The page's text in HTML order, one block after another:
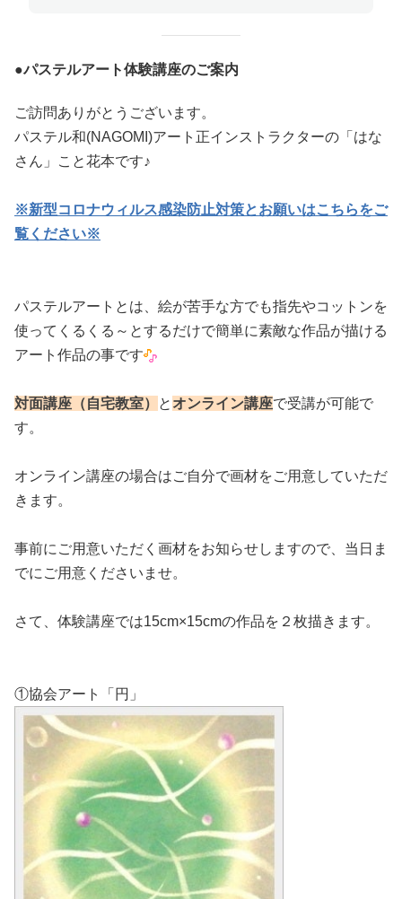
●パステルアート体験講座のご案内
ご訪問ありがとうございます。
パステル和(NAGOMI)アート正インストラクターの「はな
さん」こと花本です♪
※新型コロナウィルス感染防止対策とお願いはこちらをご
覧ください※
パステルアートとは、絵が苦手な方でも指先やコットンを
使ってくるくる～とするだけで簡単に素敵な作品が描ける
アート作品の事です
対面講座（自宅教室） と オンライン講座で受講が可能で
す。
オンライン講座の場合はご自分で画材をご用意していただ
きます。
事前にご用意いただく画材をお知らせしますので、当日ま
でにご用意くださいませ。
さて、体験講座では15cm×15cmの作品を２枚描きます。
①協会アート「円」